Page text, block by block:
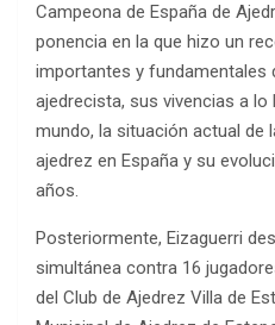
Campeona de España de
ponencia en la que hizo un
importantes y fundamentales
ajedrecista, sus vivencias a
mundo, la situación actual de
ajedrez en España y su
años.
Posteriormente, Eizaguerri
simultánea contra 16
del Club de Ajedrez Villa de